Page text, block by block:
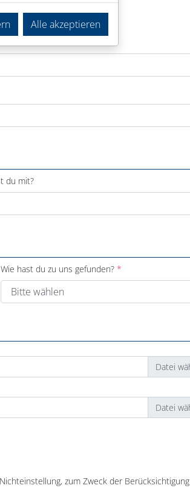
du mit?
Wie hast du zu uns gefunden?
zum Zweck der Berücksichtigung
Alle akzeptieren